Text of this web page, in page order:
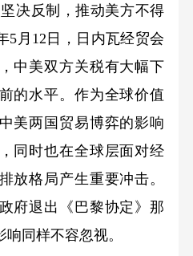
决反制，推动美方不得
5月12日，日内瓦经贸会
中美双方关税有大幅下
的水平。作为全球价值
美两国贸易博弈的影响
同时也在全球层面对经
放格局产生重要冲击。
府退出《巴黎协定》那
同样不容忽视。